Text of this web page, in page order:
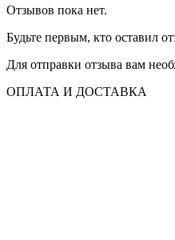
Отзывов пока нет.
Будьте первым, кто оставил
Для отправки отзыва вам
ОПЛАТА И ДОСТАВКА